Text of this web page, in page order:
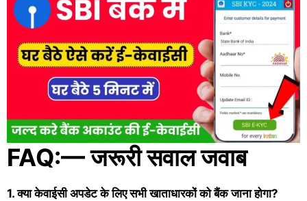
FAQ:— जरूरी सवाल जवाब
1. क्या केवाईसी अपडेट के लिए सभी खाताधारकों को बैंक जाना होगा?